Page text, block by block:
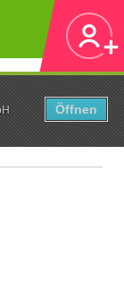
Öffnen